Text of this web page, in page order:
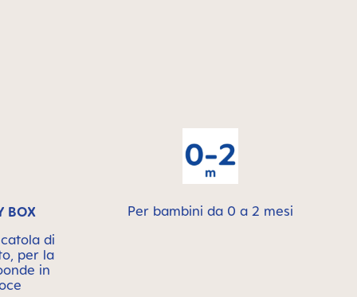
BOX
di
per la
in
Per bambini da 0 a 2 mesi